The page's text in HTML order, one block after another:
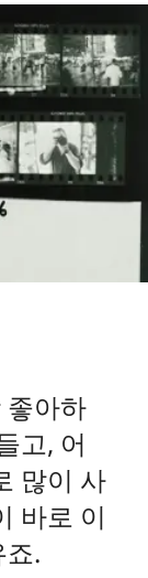
좋아하
고, 어
많이 사
바로 이
.